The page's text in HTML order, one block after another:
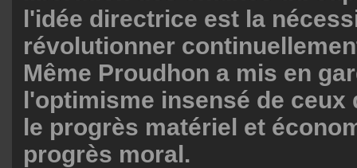
l'idée directrice est la
révolutionner
Même Proudhon a mis en
l'optimisme insensé de ceux
le progrès matériel et
progrès moral.